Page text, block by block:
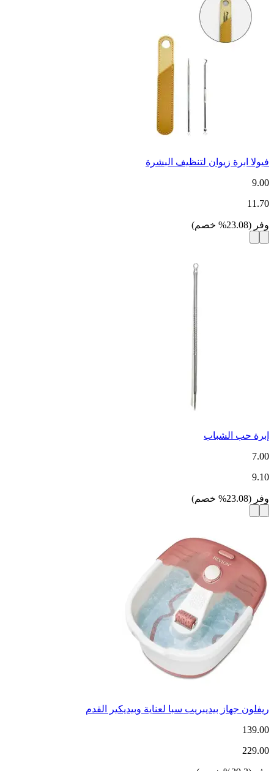
فيولا ابرة زيوان لتنظيف البشرة
9.00
11.70
وفر (
23.08
% خصم)
إبرة حب الشباب
7.00
9.10
وفر (
23.08
% خصم)
ريفلون جهاز بيديبريب سبا لعناية وبيديكير القدم
139.00
229.00